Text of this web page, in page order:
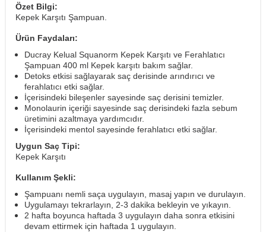
Özet Bilgi:
Kepek Karşıtı Şampuan.
Ürün Faydaları:
Ducray Kelual Squanorm Kepek Karşıtı ve Ferahlatıcı
Şampuan 400 ml Kepek karşıtı bakım sağlar.
Detoks etkisi sağlayarak saç derisinde arındırıcı ve
ferahlatıcı etki sağlar.
İçerisindeki bileşenler sayesinde saç derisini temizler.
Monolaurin içeriği sayesinde saç derisindeki fazla sebum
üretimini azaltmaya yardımcıdır.
İçerisindeki mentol sayesinde ferahlatıcı etki sağlar.
Uygun Saç Tipi:
Kepek Karşıtı
Kullanım Şekli:
Şampuanı nemli saça uygulayın, masaj yapın ve durulayın.
Uygulamayı tekrarlayın, 2-3 dakika bekleyin ve yıkayın.
2 hafta boyunca haftada 3 uygulayın daha sonra etkisini
devam ettirmek için haftada 1 uygulayın.